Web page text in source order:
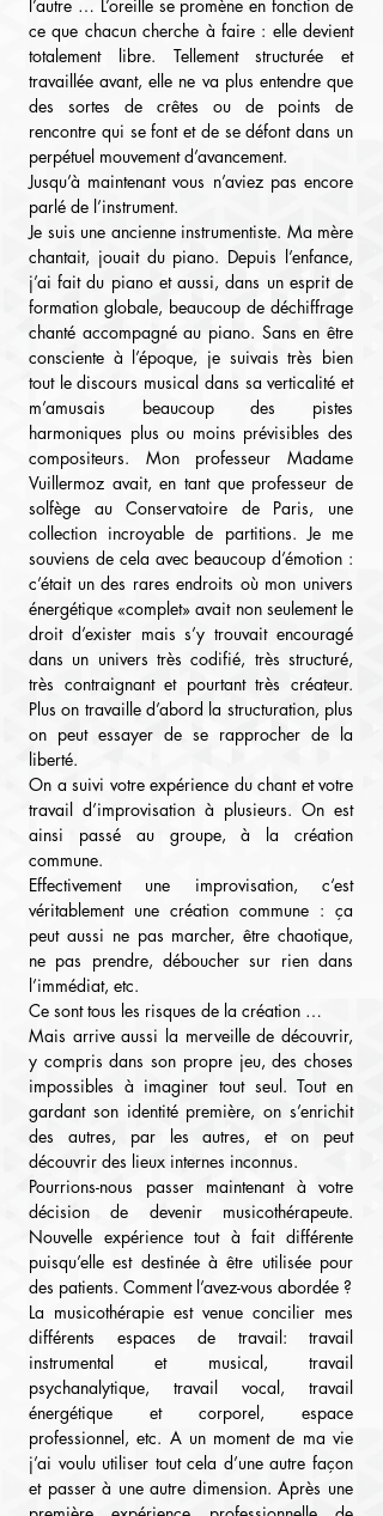
l’autre … L’oreille se promène en fonction de
ce que chacun cherche à faire : elle devient
totalement libre. Tellement structurée et
travaillée avant, elle ne va plus entendre que
des sortes de crêtes ou de points de
rencontre qui se font et de se défont dans un
perpétuel mouvement d’avancement.
Jusqu’à maintenant vous n’aviez pas encore
parlé de l’instrument.
Je suis une ancienne instrumentiste. Ma mère
chantait, jouait du piano. Depuis l’enfance,
j’ai fait du piano et aussi, dans un esprit de
formation globale, beaucoup de déchiffrage
chanté accompagné au piano. Sans en être
consciente à l’époque, je suivais très bien
tout le discours musical dans sa verticalité et
m’amusais beaucoup des pistes
harmoniques plus ou moins prévisibles des
compositeurs. Mon professeur Madame
Vuillermoz avait, en tant que professeur de
solfège au Conservatoire de Paris, une
collection incroyable de partitions. Je me
souviens de cela avec beaucoup d’émotion :
c’était un des rares endroits où mon univers
énergétique «complet» avait non seulement le
droit d’exister mais s’y trouvait encouragé
dans un univers très codifié, très structuré,
très contraignant et pourtant très créateur.
Plus on travaille d’abord la structuration, plus
on peut essayer de se rapprocher de la
liberté.
On a suivi votre expérience du chant et votre
travail d’improvisation à plusieurs. On est
ainsi passé au groupe, à la création
commune.
Effectivement une improvisation, c‘est
véritablement une création commune : ça
peut aussi ne pas marcher, être chaotique,
ne pas prendre, déboucher sur rien dans
l’immédiat, etc.
Ce sont tous les risques de la création …
Mais arrive aussi la merveille de découvrir,
y compris dans son propre jeu, des choses
impossibles à imaginer tout seul. Tout en
gardant son identité première, on s’enrichit
des autres, par les autres, et on peut
découvrir des lieux internes inconnus.
Pourrions-nous passer maintenant à votre
décision de devenir musicothérapeute.
Nouvelle expérience tout à fait différente
puisqu’elle est destinée à être utilisée pour
des patients. Comment l’avez-vous abordée ?
La musicothérapie est venue concilier mes
différents espaces de travail: travail
instrumental et musical, travail
psychanalytique, travail vocal, travail
énergétique et corporel, espace
professionnel, etc. A un moment de ma vie
j’ai voulu utiliser tout cela d’une autre façon
et passer à une autre dimension. Après une